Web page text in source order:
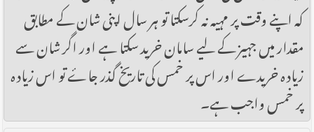
کہ اپنے وقت پر مہیہ نہ کرسکتا تو ہر سال اپنی شان کے مطابق
مقدار میں جہیز کے لیے سامان خرید سکتا ہے اور اگر شان سے
زیادہ خریدے اور اس پر خمس کی تاریخ گذر جاۓ تو اس زیادہ
پر خمس واجب ہے۔